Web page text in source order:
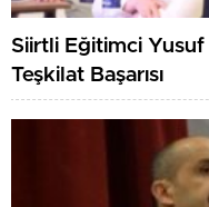
Siirtli Eğitimci Yusuf
Teşkilat Başarısı